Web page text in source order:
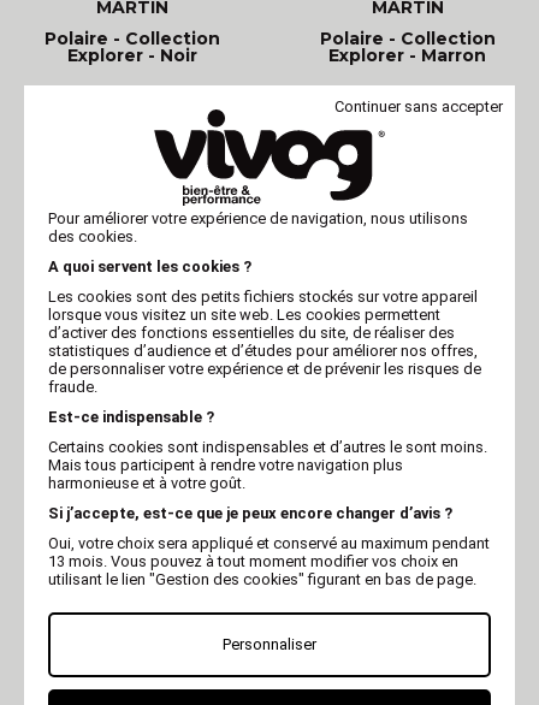
MARTIN
Polaire - Collection
Explorer - Noir
MARTIN
Polaire - Collection
Explorer - Marron
MARTIN
Polaire - Collection
Explorer - Bordeaux
VIVOG
Continuer sans accepter
Pour améliorer votre expérience de navigation, nous utilisons
des cookies.
A quoi servent les cookies ?
Les cookies sont des petits fichiers stockés sur votre appareil
lorsque vous visitez un site web. Les cookies permettent
d’activer des fonctions essentielles du site, de réaliser des
statistiques d’audience et d’études pour améliorer nos offres,
de personnaliser votre expérience et de prévenir les risques de
fraude.
Est-ce indispensable ?
Certains cookies sont indispensables et d’autres le sont moins.
Mais tous participent à rendre votre navigation plus
harmonieuse et à votre goût.
Si j’accepte, est-ce que je peux encore changer d’avis ?
Oui, votre choix sera appliqué et conservé au maximum pendant
13 mois. Vous pouvez à tout moment modifier vos choix en
utilisant le lien "Gestion des cookies" figurant en bas de page.
Personnaliser